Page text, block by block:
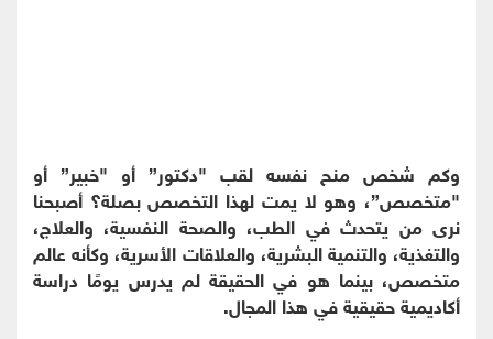
وكم شخص منح نفسه لقب "دكتور” أو "خبير” أو
"متخصص”، وهو لا يمت لهذا التخصص بصلة؟ أصبحنا
نرى من يتحدث في الطب، والصحة النفسية، والعلاج،
والتغذية، والتنمية البشرية، والعلاقات الأسرية، وكأنه عالم
متخصص، بينما هو في الحقيقة لم يدرس يومًا دراسة
أكاديمية حقيقية في هذا المجال.